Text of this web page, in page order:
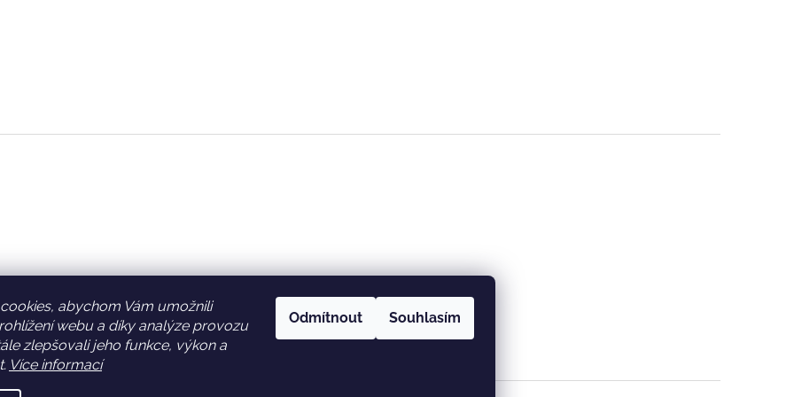
abychom Vám umožnili
webu a díky analýze provozu
zlepšovali jeho funkce, výkon a
Více informací
Odmítnout Souhlasím
Facebook Věrnostní slevy